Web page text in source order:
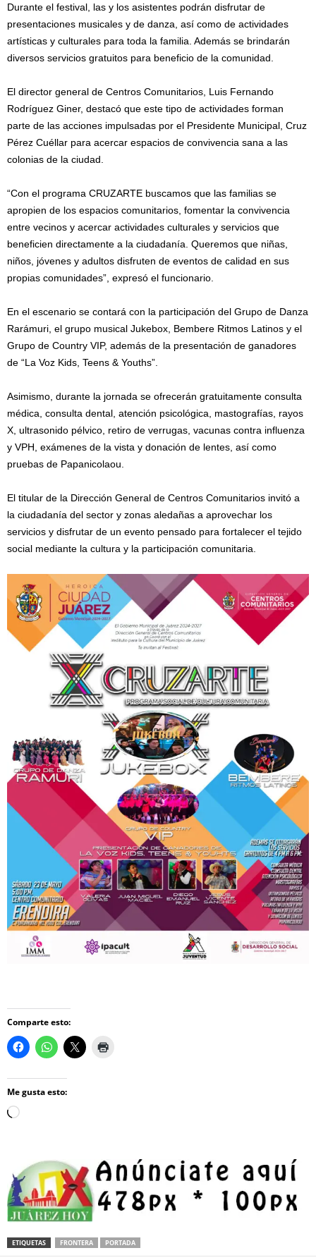
Durante el festival, las y los asistentes podrán disfrutar de
presentaciones musicales y de danza, así como de actividades
artísticas y culturales para toda la familia. Además se brindarán
diversos servicios gratuitos para beneficio de la comunidad.
El director general de Centros Comunitarios, Luis Fernando
Rodríguez Giner, destacó que este tipo de actividades forman
parte de las acciones impulsadas por el Presidente Municipal, Cruz
Pérez Cuéllar para acercar espacios de convivencia sana a las
colonias de la ciudad.
“Con el programa CRUZARTE buscamos que las familias se
apropien de los espacios comunitarios, fomentar la convivencia
entre vecinos y acercar actividades culturales y servicios que
beneficien directamente a la ciudadanía. Queremos que niñas,
niños, jóvenes y adultos disfruten de eventos de calidad en sus
propias comunidades”, expresó el funcionario.
En el escenario se contará con la participación del Grupo de Danza
Rarámuri, el grupo musical Jukebox, Bembere Ritmos Latinos y el
Grupo de Country VIP, además de la presentación de ganadores
de “La Voz Kids, Teens & Youths”.
Asimismo, durante la jornada se ofrecerán gratuitamente consulta
médica, consulta dental, atención psicológica, mastografías, rayos
X, ultrasonido pélvico, retiro de verrugas, vacunas contra influenza
y VPH, exámenes de la vista y donación de lentes, así como
pruebas de Papanicolaou.
El titular de la Dirección General de Centros Comunitarios invitó a
la ciudadanía del sector y zonas aledañas a aprovechar los
servicios y disfrutar de un evento pensado para fortalecer el tejido
social mediante la cultura y la participación comunitaria.
Comparte esto:
Me gusta esto:
Loading…
ETIQUETAS FRONTERA PORTADA